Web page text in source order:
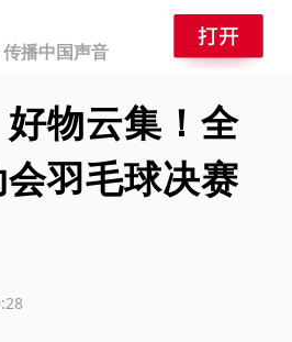
播中国声音
物云集！全
羽毛球决赛